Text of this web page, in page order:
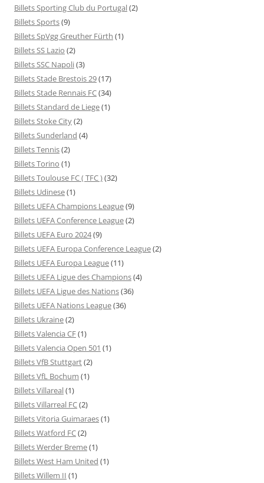
Billets Sporting Club du Portugal(2)
Billets Sports(9)
Billets SpVgg Greuther Fürth (1)
Billets SS Lazio (2)
Billets SSC Napoli(3)
Billets Stade Brestois 29(17)
Billets Stade Rennais FC(34)
Billets Standard de Liege(1)
Billets Stoke City(2)
Billets Sunderland (4)
Billets Tennis(2)
Billets Torino (1)
Billets Toulouse FC ( TFC )(32)
Billets Udinese(1)
Billets UEFA Champions League(9)
Billets UEFA Conference League(2)
Billets UEFA Euro 2024(9)
Billets UEFA Europa Conference League(2)
Billets UEFA Europa League(11)
Billets UEFA Ligue des Champions(4)
Billets UEFA Ligue des Nations(36)
Billets UEFA Nations League(36)
Billets Ukraine(2)
Billets Valencia CF(1)
Billets Valencia Open 501 (1)
Billets VfB Stuttgart(2)
Billets VfL Bochum (1)
Billets Villareal(1)
Billets Villarreal FC(2)
Billets Vitoria Guimaraes(1)
Billets Watford FC(2)
Billets Werder Breme(1)
Billets West Ham United (1)
Billets Willem II (1)